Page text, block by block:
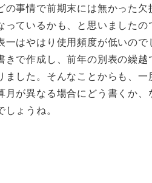
事情で前期末には無かった欠
ているかも、と思いましたの
はやはり使用頻度が低いので
で作成し、前年の別表の繰
した。そんなことからも、一
が異なる場合にどう書くか、
ょうね。